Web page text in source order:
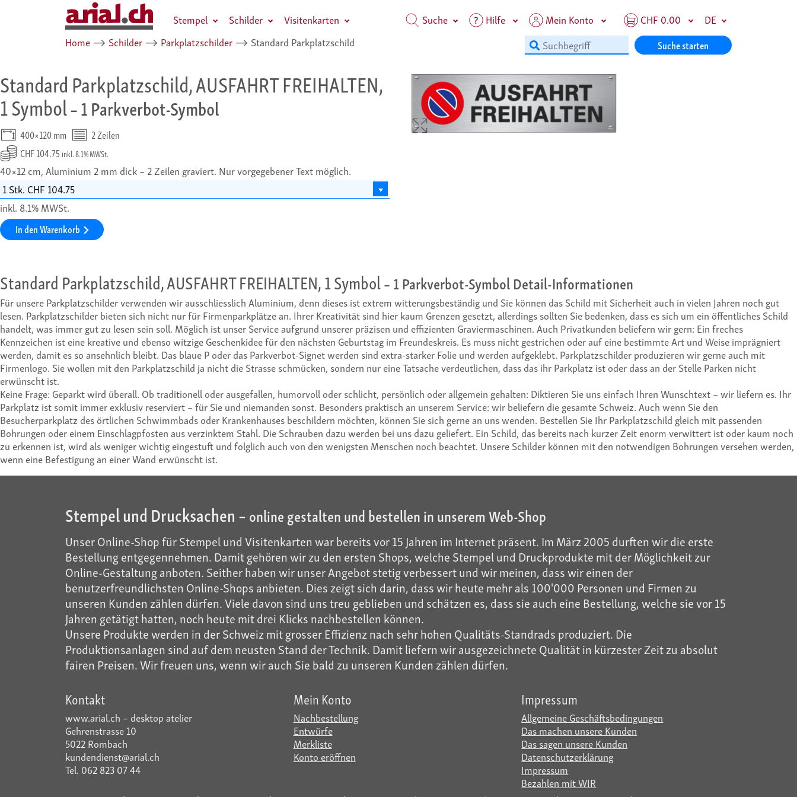
Stempel Schilder Visitenkarten Suche Hilfe Mein Konto CHF 0.00
DE
Home ⟶ Schilder ⟶ Parkplatzschilder ⟶ Standard Parkplatzschild Suche starten
Standard Parkplatzschild, AUSFAHRT FREIHALTEN,
1 Symbol– 1 Parkverbot-Symbol
400×120 mm
2 Zeilen
CHF 104.75 inkl. 8.1% MWSt.
40×12 cm, Aluminium 2 mm dick – 2 Zeilen graviert. Nur vorgegebener Text möglich.
inkl. 8.1% MWSt.
In den Warenkorb
Standard Parkplatzschild, AUSFAHRT FREIHALTEN, 1 Symbol– 1 Parkverbot-Symbol Detail-Informationen
Für unsere Parkplatzschilder verwenden wir ausschliesslich Aluminium, denn dieses ist extrem witterungsbeständig und Sie können das Schild mit Sicherheit auch in vielen Jahren noch gut
lesen. Parkplatzschilder bieten sich nicht nur für Firmenparkplätze an. Ihrer Kreativität sind hier kaum Grenzen gesetzt, allerdings sollten Sie bedenken, dass es sich um ein öffentliches Schild
handelt, was immer gut zu lesen sein soll. Möglich ist unser Service aufgrund unserer präzisen und effizienten Graviermaschinen. Auch Privatkunden beliefern wir gern: Ein freches
Kennzeichen ist eine kreative und ebenso witzige Geschenkidee für den nächsten Geburtstag im Freundeskreis. Es muss nicht gestrichen oder auf eine bestimmte Art und Weise imprägniert
werden, damit es so ansehnlich bleibt. Das blaue P oder das Parkverbot-Signet werden sind extra-starker Folie und werden aufgeklebt. Parkplatzschilder produzieren wir gerne auch mit
Firmenlogo. Sie wollen mit den Parkplatzschild ja nicht die Strasse schmücken, sondern nur eine Tatsache verdeutlichen, dass das ihr Parkplatz ist oder dass an der Stelle Parken nicht
erwünscht ist.
Keine Frage: Geparkt wird überall. Ob traditionell oder ausgefallen, humorvoll oder schlicht, persönlich oder allgemein gehalten: Diktieren Sie uns einfach Ihren Wunschtext – wir liefern es. Ihr
Parkplatz ist somit immer exklusiv reserviert – für Sie und niemanden sonst. Besonders praktisch an unserem Service: wir beliefern die gesamte Schweiz. Auch wenn Sie den
Besucherparkplatz des örtlichen Schwimmbads oder Krankenhauses beschildern möchten, können Sie sich gerne an uns wenden. Bestellen Sie Ihr Parkplatzschild gleich mit passenden
Bohrungen oder einem Einschlagpfosten aus verzinktem Stahl. Die Schrauben dazu werden bei uns dazu geliefert. Ein Schild, das bereits nach kurzer Zeit enorm verwittert ist oder kaum noch
zu erkennen ist, wird als weniger wichtig eingestuft und folglich auch von den wenigsten Menschen noch beachtet. Unsere Schilder können mit den notwendigen Bohrungen versehen werden,
wenn eine Befestigung an einer Wand erwünscht ist.
Stempel und Drucksachen –online gestalten und bestellen in unserem Web-Shop
Unser Online-Shop für Stempel und Visitenkarten war bereits vor 15 Jahren im Internet präsent. Im März 2005 durften wir die erste
Bestellung entgegennehmen. Damit gehören wir zu den ersten Shops, welche Stempel und Druckprodukte mit der Möglichkeit zur
Online-Gestaltung anboten. Seither haben wir unser Angebot stetig verbessert und wir meinen, dass wir einen der
benutzerfreundlichsten Online-Shops anbieten. Dies zeigt sich darin, dass wir heute mehr als 100'000 Personen und Firmen zu
unseren Kunden zählen dürfen. Viele davon sind uns treu geblieben und schätzen es, dass sie auch eine Bestellung, welche sie vor 15
Jahren getätigt hatten, noch heute mit drei Klicks nachbestellen können.
Unsere Produkte werden in der Schweiz mit grosser Effizienz nach sehr hohen Qualitäts-Standrads produziert. Die
Produktionsanlagen sind auf dem neusten Stand der Technik. Damit liefern wir ausgezeichnete Qualität in kürzester Zeit zu absolut
fairen Preisen. Wir freuen uns, wenn wir auch Sie bald zu unseren Kunden zählen dürfen.
Kontakt
www.arial.ch – desktop atelier
Gehrenstrasse 10
5022 Rombach
kundendienst@arial.ch
Tel. 062 823 07 44
Mein Konto
Nachbestellung
Entwürfe
Merkliste
Konto eröffnen
Impressum
Allgemeine Geschäftsbedingungen
Das machen unsere Kunden
Das sagen unsere Kunden
Datenschutzerklärung
Impressum
Bezahlen mit WIR